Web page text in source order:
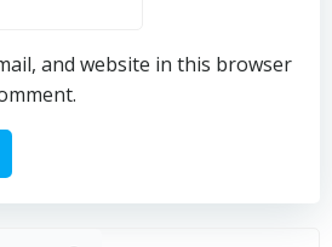
and website in this browser